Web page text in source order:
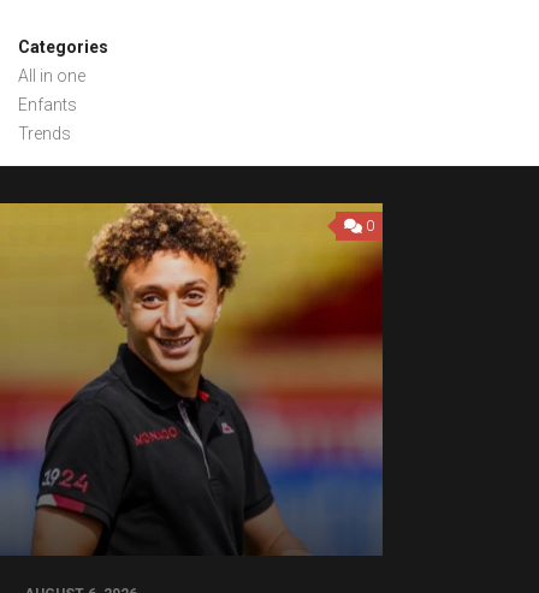
Categories
All in one
Enfants
Trends
0